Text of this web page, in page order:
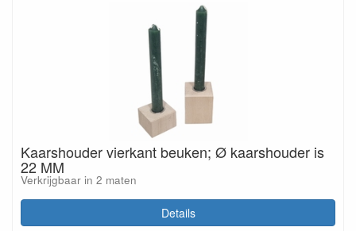
Kaarshouder vierkant beuken; Ø kaarshouder is
22 MM
Verkrijgbaar in 2 maten
Details